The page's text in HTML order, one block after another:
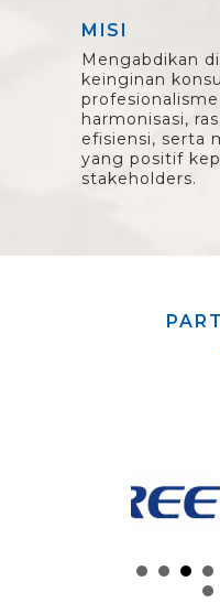
MISI
Mengabdikan
keinginan
harmonisasi,
efisiensi, serta
yang positif
stakeholders.